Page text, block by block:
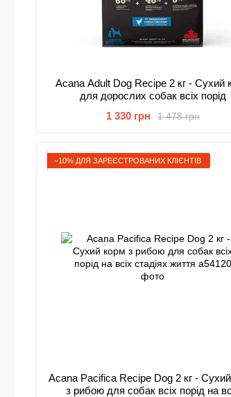
Acana Adult Dog Recipe 2 кг - Сухий
для дорослих собак всіх порід
1 478 грн
1 330 грн
−10% ДЛЯ ЗАРЕЄСТРОВАНИХ КЛІЄНТІВ
Acana Pacifica Recipe Dog 2 кг -
з рибою для собак всіх порід на